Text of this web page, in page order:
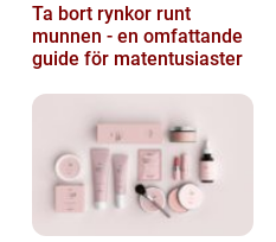
Ta bort rynkor runt
munnen - en omfattande
guide för matentusiaster